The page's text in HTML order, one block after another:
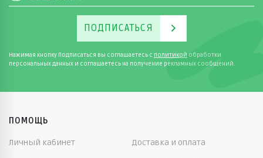
ПОДПИСАТЬСЯ
Нажимая кнопку Подписаться вы соглашаетесь с политикой обработки
персональных данных и соглашаетесь на получение рекламных сообщений.
ПОМОЩЬ
Личный кабинет Доставка и оплата